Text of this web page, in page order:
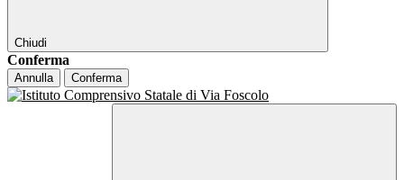
Chiudi
Conferma
Annulla Conferma